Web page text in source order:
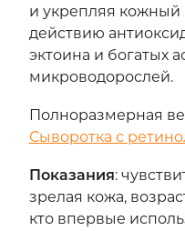
и укрепляя кожный
действию
эктоина и богатых
микроводорослей.
Полноразмерная
Сыворотка с
Показания:
зрелая кожа,
кто впервые